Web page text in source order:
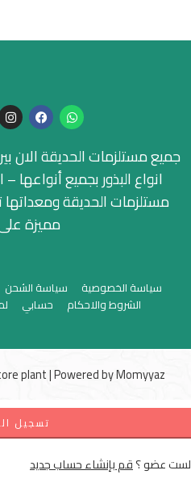
جميع مستلزمات الحديقة الان
انواع البذور بجميع أنواعها –
مستلزمات الحديقة
مميزة
سياسة الخصوصية سياسة الشحن
الشروط والاحكام
حسابي
plant | Powered byMomyyaz
تسجيل
لست عضو ؟قم بإنشاء حساب جديد